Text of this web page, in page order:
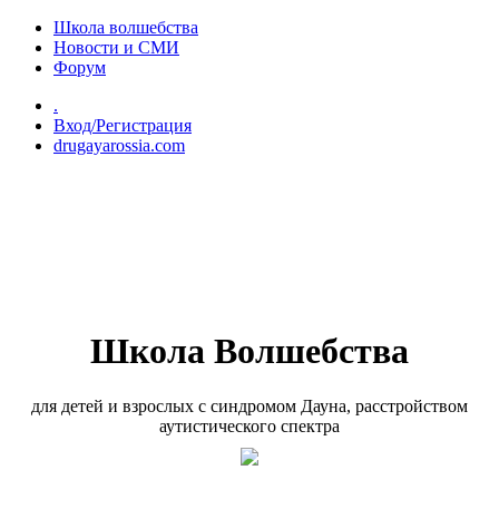
Перейти к основному содержанию
Школа волшебства
Новости и СМИ
Форум
.
Вход/Регистрация
drugayarossia.com
Школа Волшебства
для детей и взрослых с синдромом Дауна, расстройством
аутистического спектра